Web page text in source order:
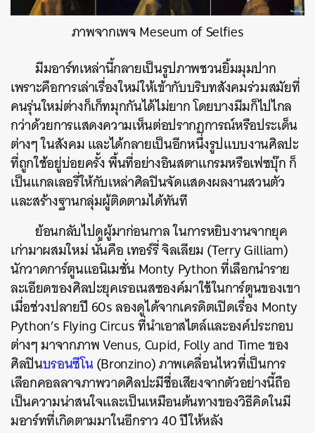
ภาพจากเพจ Meseum of Selfies
มีมอาร์ทเหล่านี้กลายเป็นรูปภาพชวนยิ้มมุมปาก
เพราะคือการเล่าเรื่องใหม่ให้เข้ากับบริบทสังคมร่วมสมัยที่
คนรุ่นใหม่ต่างก็เก็ทมุกกันได้ไม่ยาก โดยบางมีมก็ไปไกล
กว่าด้วยการแสดงความเห็นต่อปรากฏการณ์หรือประเด็น
ต่างๆ ในสังคม และได้กลายเป็นอีกหนึ่งรูปแบบงานศิลปะ
ที่ถูกใช้อยู่บ่อยครั้ง พื้นที่อย่างอินสตาแกรมหรือเฟซบุ๊ก ก็
เป็นแกลเลอรี่ให้กับเหล่าศิลปินจัดแสดงผลงานสวนตัว
และสร้างฐานกลุ่มผู้ติดตามได้ทันที
ย้อนกลับไปดูผู้มาก่อนกาล ในการหยิบงานจากยุค
เก่ามาผสมใหม่ นั่นคือ เทอร์รี่ จิลเลียม (Terry Gilliam)
นักวาดการ์ตูนแอนิเมชั่น Monty Python ที่เลือกนำราย
ละเอียดของศิลปะยุคเรอเนสซองค์มาใช้ในการ์ตูนของเขา
เมื่อช่วงปลายปี 60s ลองดูได้จากเครดิตเปิดเรื่อง Monty
Python’s Flying Circus ที่นำเอาสไตล์และองค์ประกอบ
ต่างๆ มาจากภาพ Venus, Cupid, Folly and Time ของ
ศิลปินบรอนซีโน(Bronzino) ภาพเคลื่อนไหวที่เป็นการ
เลือกคอลลาจภาพวาดศิลปะมีชื่อเสียงจากตัวอย่างนี้ถือ
เป็นความน่าสนใจและเป็นเหมือนต้นทางของวิธีคิดในมี
มอาร์ทที่เกิดตามมาในอีกราว 40 ปีให้หลัง